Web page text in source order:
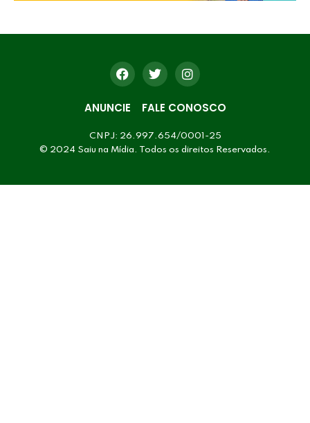
ANUNCIE FALE CONOSCO
CNPJ: 26.997.654/0001-25
© 2024 Saiu na Mídia. Todos os direitos Reservados.